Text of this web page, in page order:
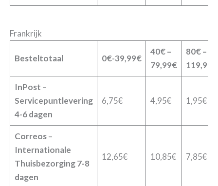
Frankrijk
Besteltotaal 0€-39,99€
40€ –
79,99€
80€ –
119,99€
InPost –
Servicepuntlevering
4-6 dagen
6,75€ 4,95€ 1,95€
Correos –
Internationale
Thuisbezorging 7-8
dagen
12,65€ 10,85€ 7,85€